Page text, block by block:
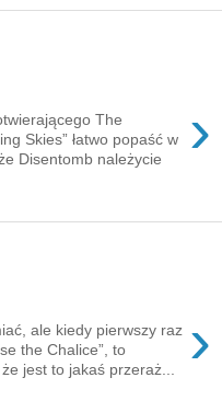
›
The
Skies” łatwo popaść w
Disentomb należycie
›
ale kiedy pierwszy raz
the Chalice”, to
jest to jakaś przeraż...